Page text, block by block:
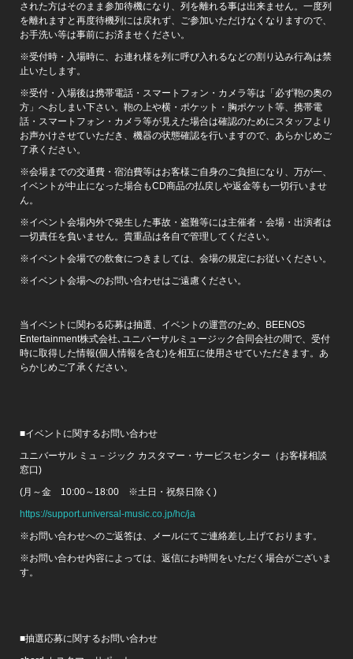
された方はそのまま参加待機になり、列を離れる事は出来ません。一度列
を離れますと再度待機列には戻れず、ご参加いただけなくなりますので、
お手洗い等は事前にお済ませください。
※受付時・入場時に、お連れ様を列に呼び入れるなどの割り込み行為は禁
止いたします。
※受付・入場後は携帯電話・スマートフォン・カメラ等は「必ず鞄の奥の
方」へおしまい下さい。鞄の上や横・ポケット・胸ポケット等、携帯電
話・スマートフォン・カメラ等が見えた場合は確認のためにスタッフより
お声かけさせていただき、機器の状態確認を行いますので、あらかじめご
了承ください。
※会場までの交通費・宿泊費等はお客様ご自身のご負担になり、万が一、
イベントが中止になった場合もCD商品の払戻しや返金等も一切行いませ
ん。
※イベント会場内外で発生した事故・盗難等には主催者・会場・出演者は
一切責任を負いません。貴重品は各自で管理してください。
※イベント会場での飲食につきましては、会場の規定にお従いください。
※イベント会場へのお問い合わせはご遠慮ください。
当イベントに関わる応募は抽選、イベントの運営のため、BEENOS
Entertainment株式会社､ユニバーサルミュージック合同会社の間で、受付
時に取得した情報(個人情報を含む)を相互に使用させていただきます。あ
らかじめご了承ください。
■イベントに関するお問い合わせ
ユニバーサル ミュ－ジック カスタマー・サービスセンター（お客様相談
窓口)
(月～金 10:00～18:00 ※土日・祝祭日除く)
https://support.universal-music.co.jp/hc/ja
※お問い合わせへのご返答は、メールにてご連絡差し上げております。
※お問い合わせ内容によっては、返信にお時間をいただく場合がございま
す。
■抽選応募に関するお問い合わせ